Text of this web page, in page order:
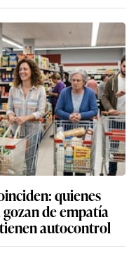
quienes
de empatía
autocontrol